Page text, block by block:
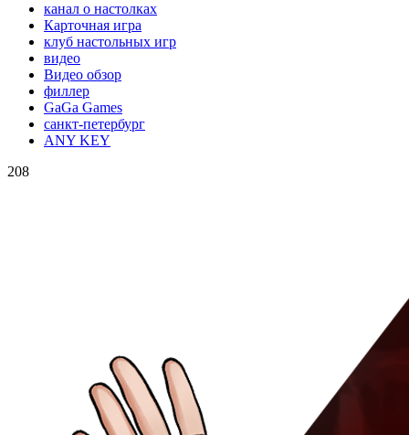
канал о настолках
Карточная игра
клуб настольных игр
видео
Видео обзор
филлер
GaGa Games
санкт-петербург
ANY KEY
208